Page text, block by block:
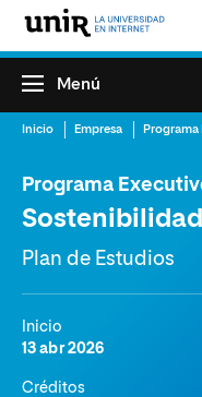
Menú
Inicio Empresa
Programa
Sostenibilidad
Plan de Estudios
Inicio
13 abr 2026
Créditos